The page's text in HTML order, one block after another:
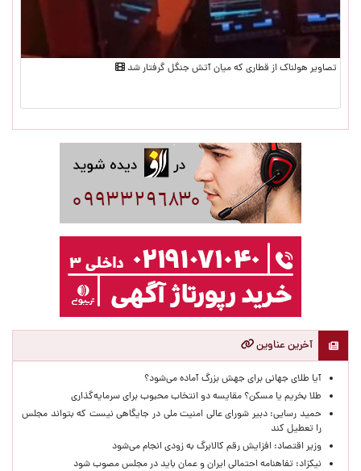
تصاویر هولناک از قطاری که میان آتش جنگل گرفتار شد
آخرین عناوین
آیا طلای جهانی برای جهش بزرگ آماده می‌شود؟
طلا بخریم یا مسکن؟ مقایسه دو انتخاب محبوب برای سرمایه‌گذاری
حمید رسایی: دبیر شورای عالی امنیت ملی در جایگاهی نیست که بتواند مجلس
را تعطیل کند
وزیر اقتصاد: افزایش رقم کالابرگ به زودی انجام می‌شود
نیکزاد: تفاهنامه احتمالی ایران و عمان باید در مجلس مصوب شود